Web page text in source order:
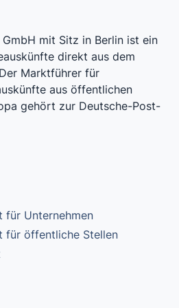
GmbH mit Sitz in Berlin ist ein
direkt aus dem
Marktführer für
aus öffentlichen
gehört zur Deutsche-Post-
für Unternehmen
für öffentliche Stellen